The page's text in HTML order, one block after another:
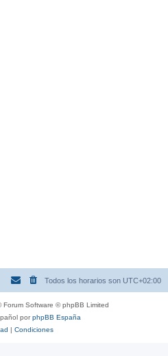
Todos los horarios son UTC+02:00
Forum Software © phpBB Limited
porphpBB España
| Condiciones